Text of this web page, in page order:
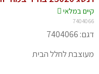
במלאי‬
לחלל הבית